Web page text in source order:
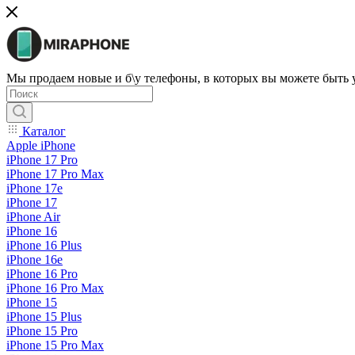
Мы продаем новые и б\у телефоны, в которых вы можете быть
Каталог
Apple iPhone
iPhone 17 Pro
iPhone 17 Pro Max
iPhone 17e
iPhone 17
iPhone Air
iPhone 16
iPhone 16 Plus
iPhone 16e
iPhone 16 Pro
iPhone 16 Pro Max
iPhone 15
iPhone 15 Plus
iPhone 15 Pro
iPhone 15 Pro Max